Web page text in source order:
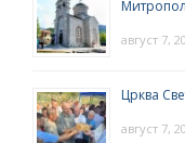
август 7,
Црква
август 7,